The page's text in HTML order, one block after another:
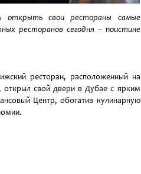
свои рестораны самые
ресторанов сегодня – поистине
ресторан, расположенный на
открыл свой двери в Дубае с ярким
Центр, обогатив кулинарную